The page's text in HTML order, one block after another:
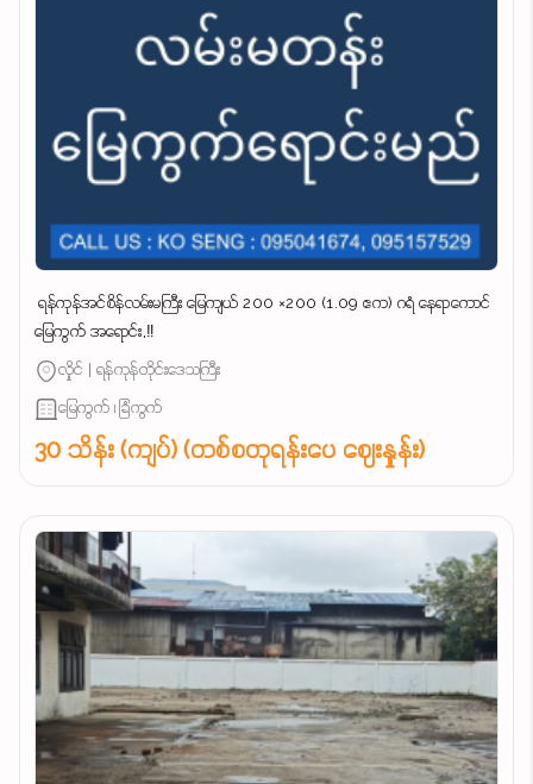
‌ ရန်ကုန်အင်စိန်လမ်းမကြီး မြေကျယ် 200 ×200 (1.09 ဧက) ဂရံ နေရာကောင်
မြေကွက် အရောင်း,‼️
လှိုင် | ရန်ကုန်တိုင်းဒေသကြီး
မြေကွက် ၊ ခြံကွက်
30 သိန်း (ကျပ်) (တစ်စတုရန်းပေ ဈေးနှုန်း)